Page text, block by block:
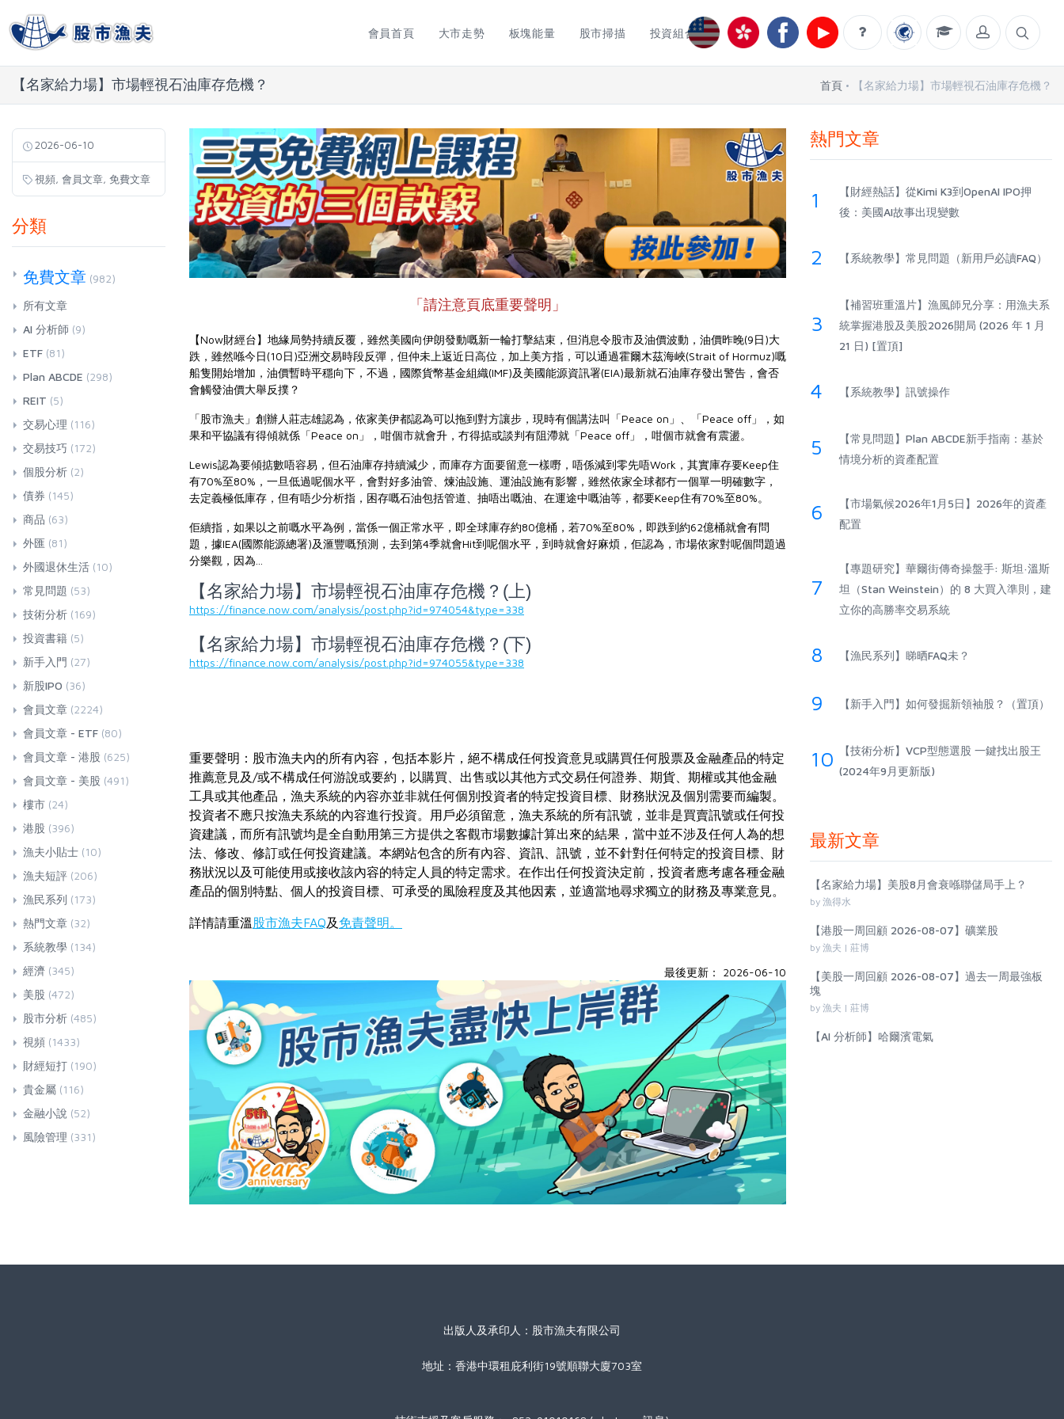
會員首頁 大市走勢 板塊能量 股市掃描 投資組合
【名家給力場】市場輕視石油庫存危機？ 首頁 【名家給力場】市場輕視石油庫存危機？
「請注意頁底重要聲明」
【Now財經台】地緣局勢持續反覆，雖然美國向伊朗發動嘅新一輪打擊結束，但消息令股市及油價波動，油價昨晚(9日)大
跌，雖然喺今日(10日)亞洲交易時段反彈，但仲未上返近日高位，加上美方指，可以通過霍爾木茲海峽(Strait of Hormuz)嘅
船隻開始增加，油價暫時平穩向下，不過，國際貨幣基金組織(IMF)及美國能源資訊署(EIA)最新就石油庫存發出警告，會否
會觸發油價大舉反撲？
「股市漁夫」創辦人莊志雄認為，依家美伊都認為可以拖到對方讓步，現時有個講法叫「Peace on」、「Peace off」，如
果和平協議有得傾就係「Peace on」，咁個市就會升，冇得掂或談判有阻滯就「Peace off」，咁個市就會有震盪。
Lewis認為要傾掂數唔容易，但石油庫存持續減少，而庫存方面要留意一樣嘢，唔係減到零先唔Work，其實庫存要Keep住
有70%至80%，一旦低過呢個水平，會對好多油管、煉油設施、運油設施有影響，雖然依家全球都冇一個單一明確數字，
去定義極低庫存，但有唔少分析指，困存嘅石油包括管道、抽唔出嘅油、在運途中嘅油等，都要Keep住有70%至80%。
佢續指，如果以之前嘅水平為例，當係一個正常水平，即全球庫存約80億桶，若70%至80%，即跌到約62億桶就會有問
題，據IEA(國際能源總署)及滙豐嘅預測，去到第4季就會Hit到呢個水平，到時就會好麻煩，佢認為，市場依家對呢個問題過
分樂觀，因為...
【名家給力場】市場輕視石油庫存危機？(上)
https://finance.now.com/analysis/post.php?id=974054&type=338
【名家給力場】市場輕視石油庫存危機？(下)
https://finance.now.com/analysis/post.php?id=974055&type=338
重要聲明：股市漁夫內的所有內容，包括本影片，絕不構成任何投資意見或購買任何股票及金融產品的特定
推薦意見及/或不構成任何游說或要約，以購買、出售或以其他方式交易任何證券、期貨、期權或其他金融
工具或其他產品，漁夫系統的內容亦並非就任何個別投資者的特定投資目標、財務狀況及個別需要而編製。
投資者不應只按漁夫系統的內容進行投資。用戶必須留意，漁夫系統的所有訊號，並非是買賣訊號或任何投
資建議，而所有訊號均是全自動用第三方提供之客觀市場數據計算出來的結果，當中並不涉及任何人為的想
法、修改、修訂或任何投資建議。本網站包含的所有內容、資訊、訊號，並不針對任何特定的投資目標、財
務狀況以及可能使用或接收該內容的特定人員的特定需求。在作出任何投資決定前，投資者應考慮各種金融
產品的個別特點、個人的投資目標、可承受的風險程度及其他因素，並適當地尋求獨立的財務及專業意見。
詳情請重溫 股市漁夫FAQ及 免責聲明。
最後更新： 2026-06-10
熱門文章
1
【財經熱話】從Kimi K3到OpenAI IPO押
後：美國AI故事出現變數
2 【系統教學】常見問題（新用戶必讀FAQ）
3
【補習班重溫片】漁風師兄分享：用漁夫系
統掌握港股及美股2026開局 (2026 年 1 月
21 日) [置頂]
4 【系統教學】訊號操作
5
【常見問題】Plan ABCDE新手指南：基於
情境分析的資產配置
6
【市場氣候2026年1月5日】2026年的資產
配置
7
【專題研究】華爾街傳奇操盤手: 斯坦·溫斯
坦（Stan Weinstein）的 8 大買入準則，建
立你的高勝率交易系統
8 【漁民系列】睇晒FAQ未？
9 【新手入門】如何發掘新領袖股？（置頂）
10
【技術分析】VCP型態選股 一鍵找出股王
(2024年9月更新版)
最新文章
【名家給力場】美股8月會衰喺聯儲局手上？
by 漁得水
【港股一周回顧 2026-08-07】礦業股
by 漁夫 | 莊博
【美股一周回顧 2026-08-07】過去一周最強板
塊
by 漁夫 | 莊博
【AI 分析師】哈爾濱電氣
2026-06-10
視頻 會員文章 免費文章
分類
免費文章 (982)
所有文章
AI 分析師 (9)
ETF (81)
Plan ABCDE (298)
REIT (5)
交易心理 (116)
交易技巧 (172)
個股分析 (2)
債券 (145)
商品 (63)
外匯 (81)
外國退休生活 (10)
常見問題 (53)
技術分析 (169)
投資書籍 (5)
新手入門 (27)
新股IPO (36)
會員文章 (2224)
會員文章 - ETF (80)
會員文章 - 港股 (625)
會員文章 - 美股 (491)
樓市 (24)
港股 (396)
漁夫小貼士 (10)
漁夫短評 (206)
漁民系列 (173)
熱門文章 (32)
系統教學 (134)
經濟 (345)
美股 (472)
股市分析 (485)
視頻 (1433)
財經短打 (190)
貴金屬 (116)
金融小說 (52)
風險管理 (331)
出版人及承印人：股市漁夫有限公司
地址：香港中環租庇利街19號順聯大廈703室